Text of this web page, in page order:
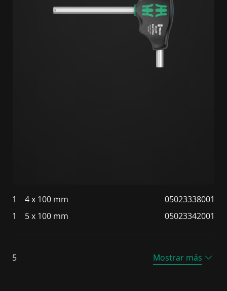
1 4 x 100 mm
05023338001
1
5 x 100 mm 05023342001
5 Mostrar más